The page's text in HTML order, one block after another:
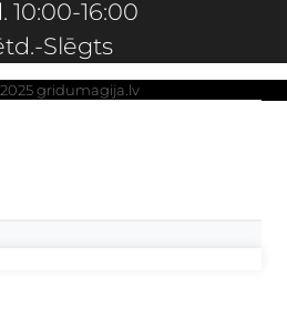
10:00-16:00
Slēgts
gridumagija.lv